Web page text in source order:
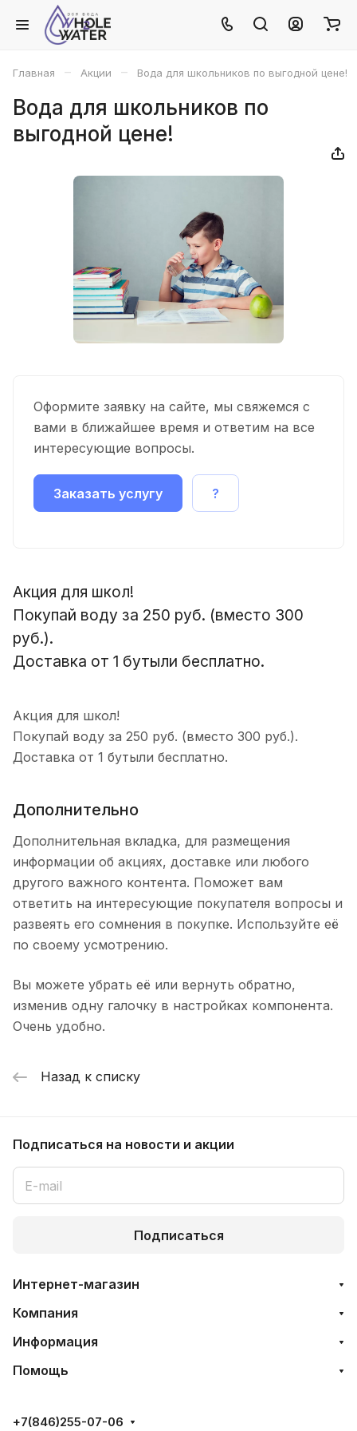
Главная – Акции – Вода для школьников по выгодной цене!
Вода для школьников по
выгодной цене!
Оформите заявку на сайте, мы свяжемся с
вами в ближайшее время и ответим на все
интересующие вопросы.
Заказать услугу ?
Акция для школ!
Покупай воду за 250 руб. (вместо 300
руб.).
Доставка от 1 бутыли бесплатно.
Акция для школ!
Покупай воду за 250 руб. (вместо 300 руб.).
Доставка от 1 бутыли бесплатно.
Дополнительно
Дополнительная вкладка, для размещения
информации об акциях, доставке или любого
другого важного контента. Поможет вам
ответить на интересующие покупателя вопросы и
развеять его сомнения в покупке. Используйте её
по своему усмотрению.
Вы можете убрать её или вернуть обратно,
изменив одну галочку в настройках компонента.
Очень удобно.
Назад к списку
Подписаться на новости и акции
Подписаться
Интернет-магазин
Компания
Информация
Помощь
+7(846)255-07-06